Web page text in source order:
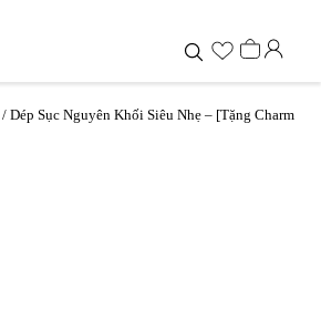
/ Dép Sục Nguyên Khối Siêu Nhẹ – [Tặng Charm